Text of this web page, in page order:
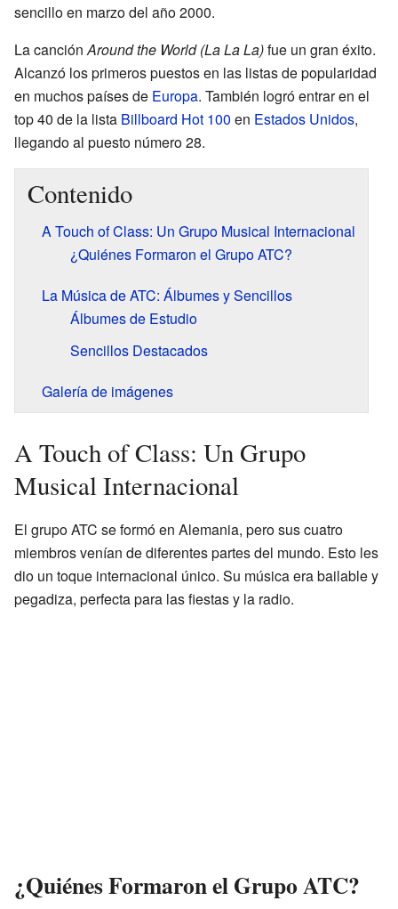
sencillo en marzo del año 2000.
La canciónAround the World (La La La)fue un gran éxito.
Alcanzó los primeros puestos en las listas de popularidad
en muchos países de Europa. También logró entrar en el
top 40 de la lista Billboard Hot 100 en Estados Unidos,
llegando al puesto número 28.
Contenido
A Touch of Class: Un Grupo Musical Internacional
¿Quiénes Formaron el Grupo ATC?
La Música de ATC: Álbumes y Sencillos
Álbumes de Estudio
Sencillos Destacados
Galería de imágenes
A Touch of Class: Un Grupo
Musical Internacional
El grupo ATC se formó en Alemania, pero sus cuatro
miembros venían de diferentes partes del mundo. Esto les
dio un toque internacional único. Su música era bailable y
pegadiza, perfecta para las fiestas y la radio.
¿Quiénes Formaron el Grupo ATC?